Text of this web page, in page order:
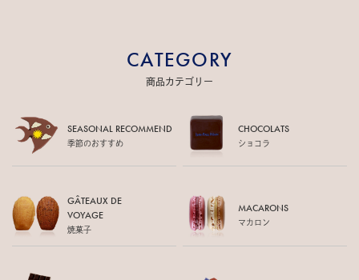
CATEGORY
商品カテゴリー
SEASONAL RECOMMEND
季節のおすすめ
CHOCOLATS
ショコラ
GÂTEAUX DE
VOYAGE
焼菓子
MACARONS
マカロン